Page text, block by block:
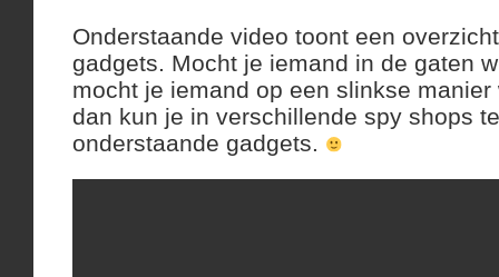
Onderstaande video toont een
gadgets. Mocht je iemand in de gaten
mocht je iemand op een slinkse
dan kun je in verschillende spy shops
onderstaande gadgets.